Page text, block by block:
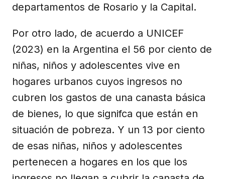
departamentos de Rosario y la Capital.
Por otro lado, de acuerdo a UNICEF
(2023) en la Argentina el 56 por ciento de
niñas, niños y adolescentes vive en
hogares urbanos cuyos ingresos no
cubren los gastos de una canasta básica
de bienes, lo que signifca que están en
situación de pobreza. Y un 13 por ciento
de esas niñas, niños y adolescentes
pertenecen a hogares en los que los